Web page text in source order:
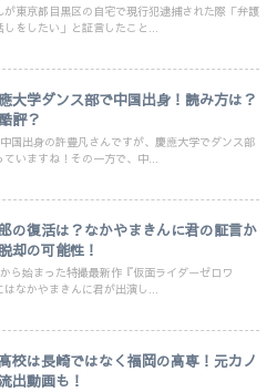
が東京都目黒区の自宅で現行犯逮捕された際「弁護
しをしたい」と証言したこと...
大学ダンス部で中国出身！読み方は？
評？
国出身の許豊凡さんですが、慶應大学でダンス部
いますね！その一方で、中...
の復活は？なかやまきんに君の証言か
却の可能性！
ら始まった特撮最新作『仮面ライダーゼロワ
なかやまきんに君が出演し...
校は長崎ではなく福岡の高専！元カノ
出動画も！